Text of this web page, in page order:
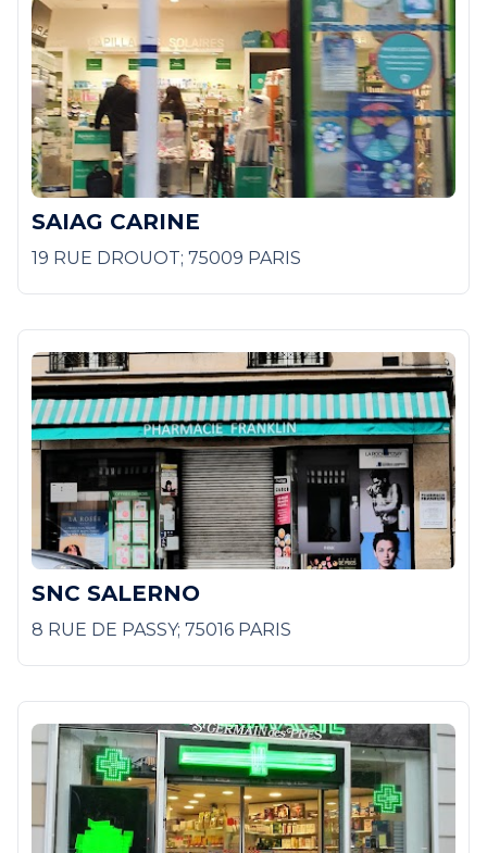
SAIAG CARINE
19 RUE DROUOT; 75009 PARIS
SNC SALERNO
8 RUE DE PASSY; 75016 PARIS